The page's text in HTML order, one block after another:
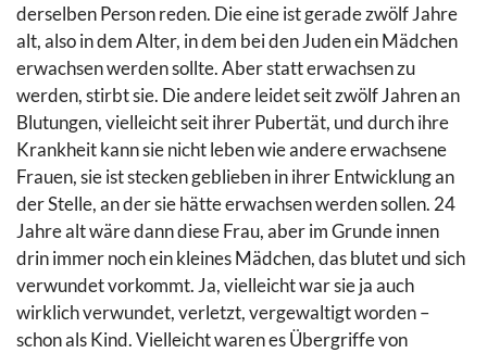
derselben Person reden. Die eine ist gerade zwölf Jahre
alt, also in dem Alter, in dem bei den Juden ein Mädchen
erwachsen werden sollte. Aber statt erwachsen zu
werden, stirbt sie. Die andere leidet seit zwölf Jahren an
Blutungen, vielleicht seit ihrer Pubertät, und durch ihre
Krankheit kann sie nicht leben wie andere erwachsene
Frauen, sie ist stecken geblieben in ihrer Entwicklung an
der Stelle, an der sie hätte erwachsen werden sollen. 24
Jahre alt wäre dann diese Frau, aber im Grunde innen
drin immer noch ein kleines Mädchen, das blutet und sich
verwundet vorkommt. Ja, vielleicht war sie ja auch
wirklich verwundet, verletzt, vergewaltigt worden –
schon als Kind. Vielleicht waren es Übergriffe von